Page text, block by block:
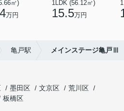
㎡)
万円
1LDK (56.12㎡)
15.5万円
亀戸駅 メインステージ亀戸Ⅲ
墨田区 文京区
荒川区
板橋区